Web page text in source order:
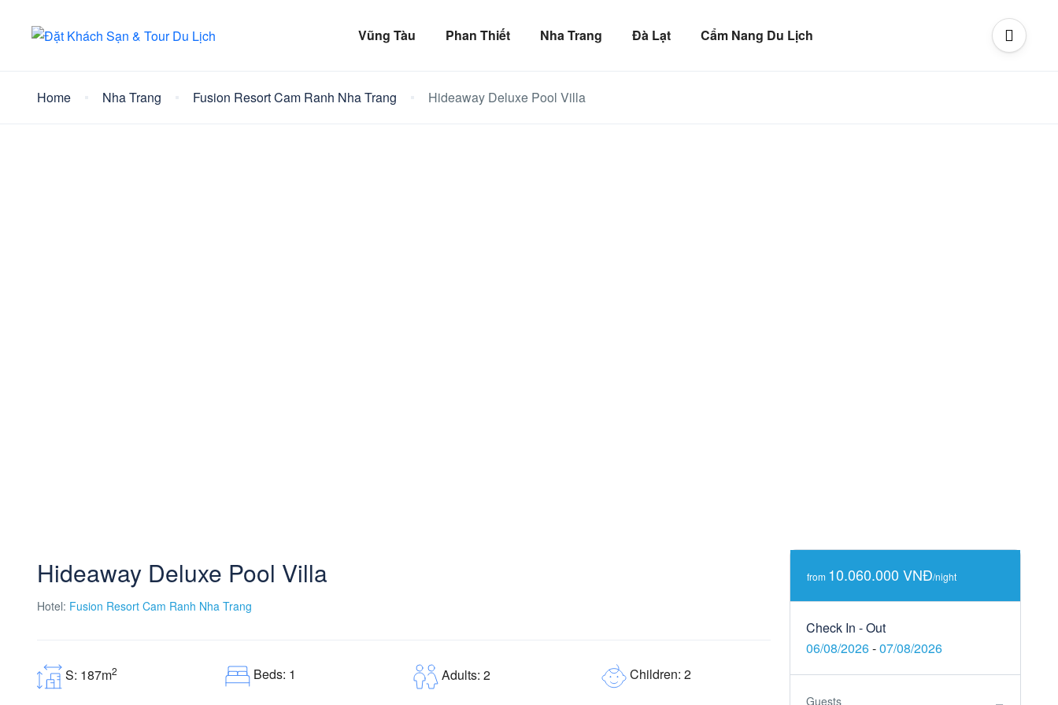
Vũng Tàu Phan Thiết Nha Trang Đà Lạt Cẩm Nang Du Lịch
Home Nha Trang Fusion Resort Cam Ranh Nha Trang Hideaway Deluxe Pool Villa
Hideaway Deluxe Pool Villa
Hotel: Fusion Resort Cam Ranh Nha Trang
S: 187m2 Beds: 1 Adults: 2 Children: 2
from 10.060.000 VNĐ/night
Check In - Out
06/08/2026-07/08/2026
Guests